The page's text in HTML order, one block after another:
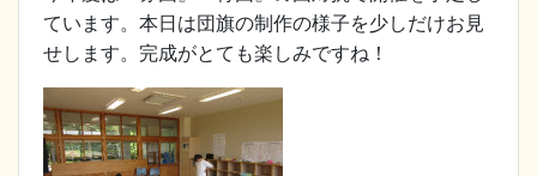
ています。本日は団旗の制作の様子を少しだけお見
せします。完成がとても楽しみですね！